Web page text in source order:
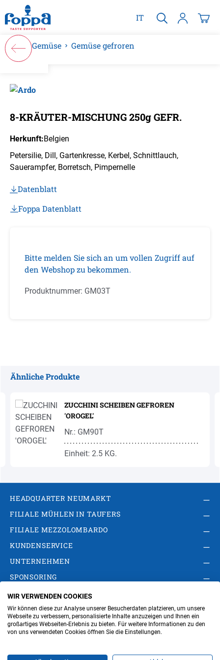
springen
IT
Gemüse Gemüse gefroren
8-KRÄUTER-MISCHUNG 250g GEFR.
Herkunft:Belgien
Petersilie, Dill, Gartenkresse, Kerbel, Schnittlauch,
Sauerampfer, Borretsch, Pimpernelle
Datenblatt
Foppa Datenblatt
Bitte melden Sie sich an um vollen Zugriff auf
den Webshop zu bekommen.
Produktnummer: GM03T
Ähnliche Produkte
ZUCCHINI SCHEIBEN GEFROREN
'OROGEL'
Nr.: GM90T
Einheit: 2.5 KG.
HEADQUARTER NEUMARKT
FILIALE MÜHLEN IN TAUFERS
FILIALE MEZZOLOMBARDO
KUNDENSERVICE
UNTERNEHMEN
SPONSORING
AGB Privacy Policy
Impressum
Cookie-Einstellungen ändern
Verwaltung
WIR VERWENDEN COOKIES
Wir können diese zur Analyse unserer Besucherdaten platzieren, um unsere
Webseite zu verbessern, personalisierte Inhalte anzuzeigen und Ihnen ein
großartiges Webseiten-Erlebnis zu bieten. Für weitere Informationen zu den
von uns verwendeten Cookies öffnen Sie die Einstellungen.